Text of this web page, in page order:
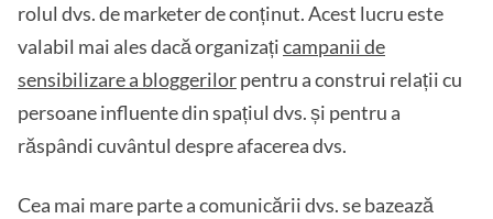
rolul dvs. de marketer de conținut. Acest lucru este
valabil mai ales dacă organizațicampanii de
sensibilizare a bloggerilorpentru a construi relații cu
persoane influente din spațiul dvs. și pentru a
răspândi cuvântul despre afacerea dvs.
Cea mai mare parte a comunicării dvs. se bazează